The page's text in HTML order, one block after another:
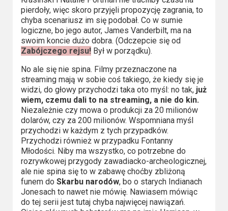
pierdoły, więc skoro przyjęli propozycję zagrania, to
chyba scenariusz im się podobał. Co w sumie
logiczne, bo jego autor, James Vanderbilt, ma na
swoim koncie dużo dobra. (Odczepcie się od
Zabójczego rejsu!Był w porządku).
No ale się nie spina. Filmy przeznaczone na
streaming mają w sobie coś takiego, że kiedy się je
widzi, do głowy przychodzi taka oto myśl: no tak, już
wiem, czemu dali to na streaming, a nie do kin.
Niezależnie czy mowa o produkcji za 20 milionów
dolarów, czy za 200 milionów. Wspomniana myśl
przychodzi w każdym z tych przypadków.
Przychodzi również w przypadku Fontanny
Młodości. Niby ma wszystko, co potrzebne do
rozrywkowej przygody zawadiacko-archeologicznej,
ale nie spina się to w zabawę choćby zbliżoną
funem do Skarbu narodów, bo o starych Indianach
Jonesach to nawet nie mówię. Nawiasem mówiąc
do tej serii jest tutaj chyba najwięcej nawiązań.